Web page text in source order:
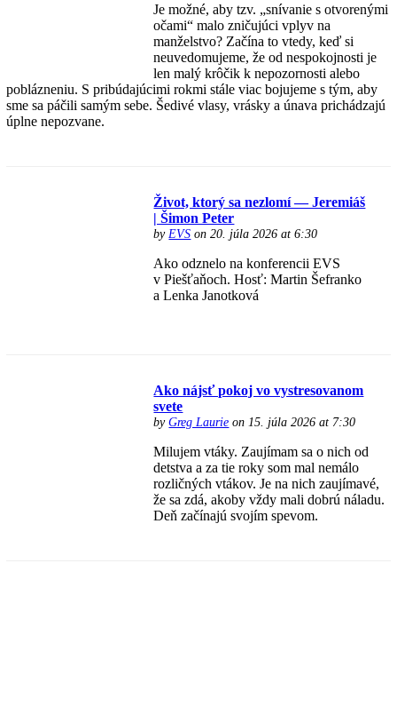
Je možné, aby tzv. „snívanie s otvorenými
očami“ malo zničujúci vplyv na
manželstvo? Začína to vtedy, keď si
neuvedomujeme, že od nespokojnosti je
len malý krôčik k nepozornosti alebo
poblázneniu. S pribúdajúcimi rokmi stále viac bojujeme s tým, aby
sme sa páčili samým sebe. Šedivé vlasy, vrásky a únava prichádzajú
úplne nepozvane.
Život, ktorý sa nezlomí — Jeremiáš
| Šimon Peter
by EVS on 20. júla 2026 at 6:30
Ako odznelo na konferencii EVS
v Piešťaňoch. Hosť: Martin Šefranko
a Lenka Janotková
Ako nájsť pokoj vo vystresovanom
svete
byGreg Laurie on 15. júla 2026 at 7:30
Milujem vtáky. Zaujímam sa o nich od
detstva a za tie roky som mal nemálo
rozličných vtákov. Je na nich zaujímavé,
že sa zdá, akoby vždy mali dobrú náladu.
Deň začínajú svojím spevom.